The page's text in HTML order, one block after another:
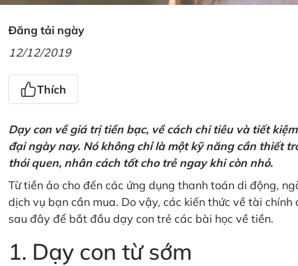
Đăng tải ngày
12/12/2019
Thích
Dạy con về giá trị tiền bạc, về cách chi tiêu và tiết
đại ngày nay. Nó không chỉ là một kỹ năng cần thiết
thói quen, nhân cách tốt cho trẻ ngay khi còn nhỏ.
Từ tiền ảo cho đến các ứng dụng thanh toán di động,
dịch vụ bạn cần mua. Do vậy, các kiến thức về tài
sau đây để bắt đầu dạy con trẻ các bài học về tiền.
1. Dạy con từ sớm